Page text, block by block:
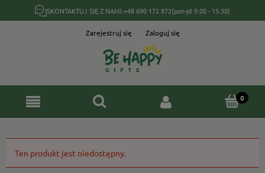
SKONTAKTUJ SIĘ Z NAMI:+48 690 172 872(pon-pt 9:00 - 15:30)
Zarejestruj się Zaloguj się
Ten produkt jest niedostępny.